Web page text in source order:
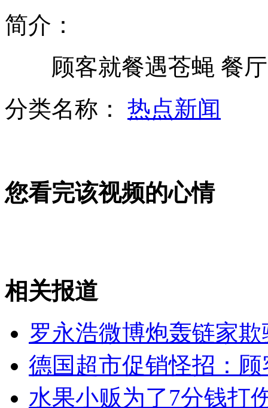
南航外国留学生造出"无人机"送母校
女孩北京地铁殴打老人 痛下狠手拳打脚踢
简介：
顾客就餐遇苍蝇 餐厅
分类名称： 热点新闻
您看完该视频的心情
相关报道
罗永浩微博炮轰链家
德国超市促销怪招：
水果小贩为了7分钱打